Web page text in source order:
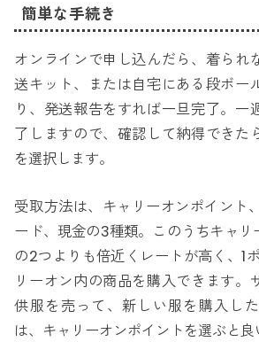
簡単な手続き
オンラインで申し込んだら、着られ
送キット、または自宅にある段ボー
り、発送報告をすれば一旦完了。一
了しますので、確認して納得できた
を選択します。
受取方法は、キャリーオンポイント
ード、現金の3種類。このうちキャリ
の2つよりも倍近くレートが高く、1
リーオン内の商品を購入できます。
供服を売って、新しい服を購入し
は、キャリーオンポイントを選ぶと良